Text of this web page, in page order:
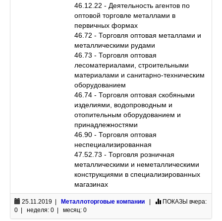
46.12.22 - Деятельность агентов по
оптовой торговле металлами в
первичных формах
46.72 - Торговля оптовая металлами и
металлическими рудами
46.73 - Торговля оптовая
лесоматериалами, строительными
материалами и санитарно-техническим
оборудованием
46.74 - Торговля оптовая скобяными
изделиями, водопроводным и
отопительным оборудованием и
принадлежностями
46.90 - Торговля оптовая
неспециализированная
47.52.73 - Торговля розничная
металлическими и неметаллическими
конструкциями в специализированных
магазинах
25.11.2019 | Металлоторговые компании ПОКАЗЫ вчера:
0 | неделя: 0 | месяц: 0